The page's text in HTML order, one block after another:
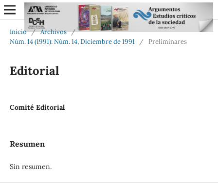
Inicio / Archivos /
Núm. 14 (1991): Núm. 14, Diciembre de 1991
/ Preliminares
Editorial
Comité Editorial
Resumen
Sin resumen.